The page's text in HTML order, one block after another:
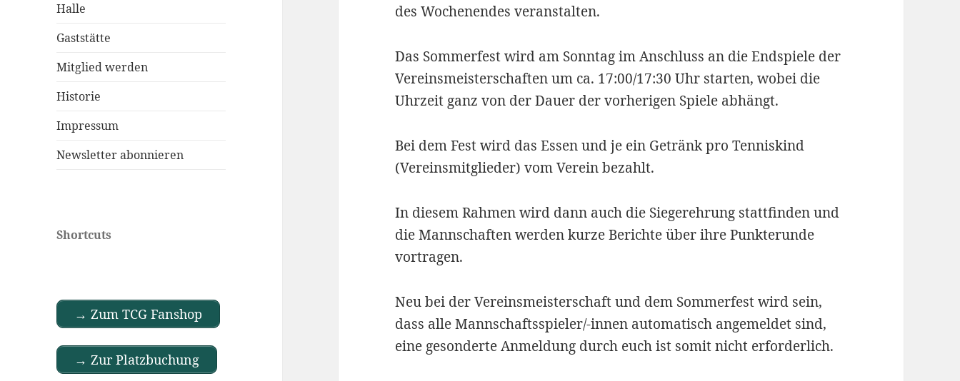
Halle
Gaststätte
Mitglied werden
Historie
Impressum
Newsletter abonnieren
Shortcuts
→ Zum TCG Fanshop
→ Zur Platzbuchung
des Wochenendes veranstalten.
Das Sommerfest wird am Sonntag im Anschluss an die Endspiele der
Vereinsmeisterschaften um ca. 17:00/17:30 Uhr starten, wobei die
Uhrzeit ganz von der Dauer der vorherigen Spiele abhängt.
Bei dem Fest wird das Essen und je ein Getränk pro Tenniskind
(Vereinsmitglieder) vom Verein bezahlt.
In diesem Rahmen wird dann auch die Siegerehrung stattfinden und
die Mannschaften werden kurze Berichte über ihre Punkterunde
vortragen.
Neu bei der Vereinsmeisterschaft und dem Sommerfest wird sein,
dass alle Mannschaftsspieler/-innen automatisch angemeldet sind,
eine gesonderte Anmeldung durch euch ist somit nicht erforderlich.